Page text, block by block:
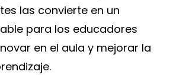
las convierte en un
para los educadores
en el aula y mejorar la